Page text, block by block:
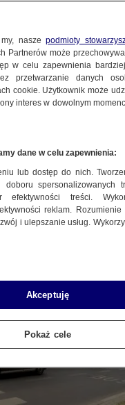
my, naszepodmioty
Partnerów może
w celu zapewnienia
przetwarzanie danych
cookie. Użytkownik może
interes w dowolnym
dane w celu zapewnienia:
lub dostęp do nich.
spersonalizowanych
efektywności treści.
reklam.
i ulepszanie usług.
Akceptuję
Pokaż cele